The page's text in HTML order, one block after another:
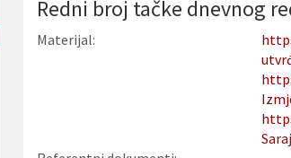
Redni broj tačke dnevnog
Materijal: